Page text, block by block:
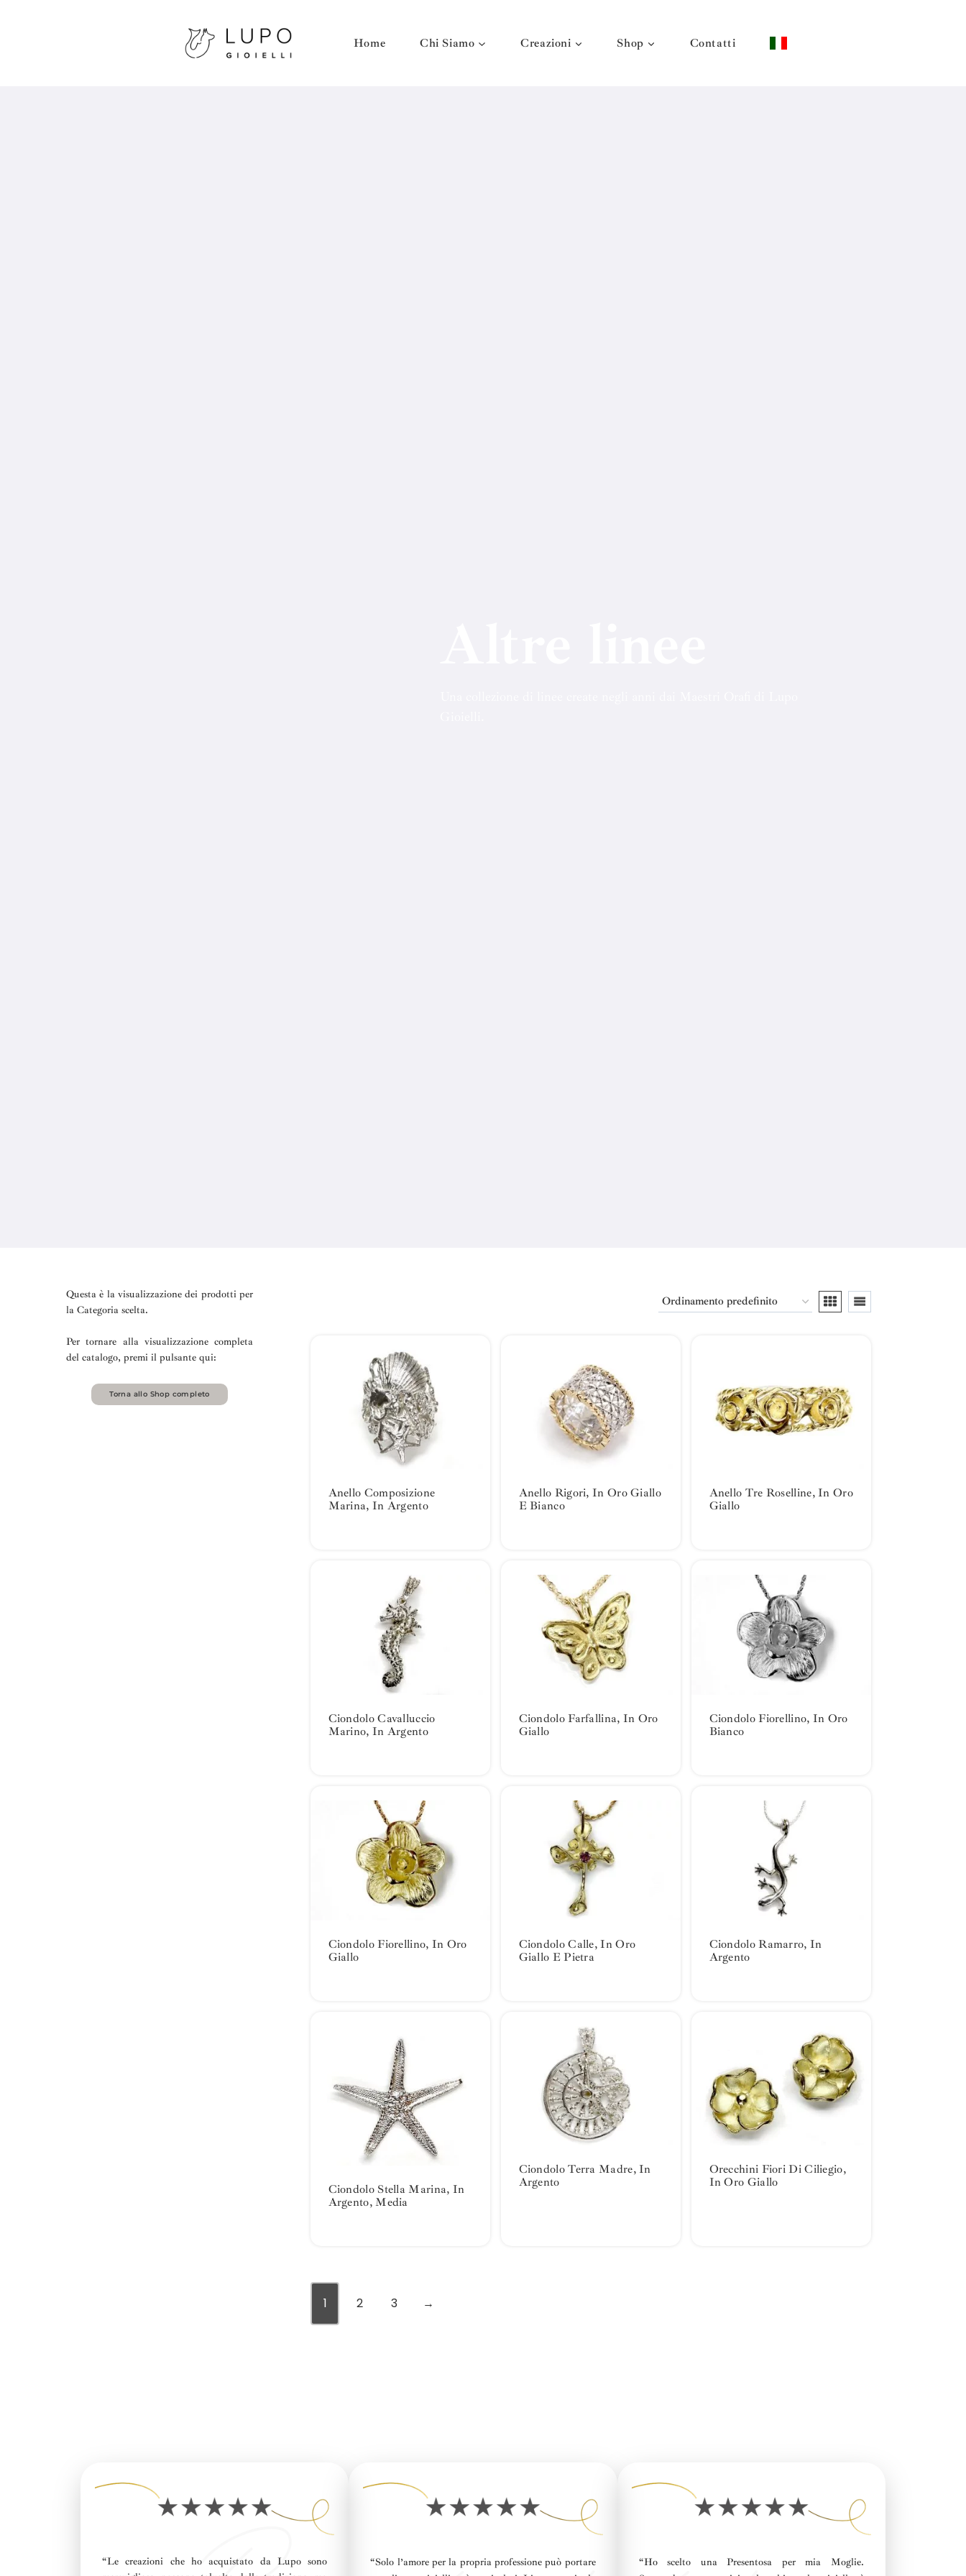
Home Chi Siamo Creazioni Shop Contatti
Questa è la visualizzazione dei prodotti per
la Categoria scelta.
Per tornare alla visualizzazione completa
del catalogo, premi il pulsante qui:
Torna allo Shop completo
Anello Composizione
Marina, In Argento
Anello Rigori, In Oro Giallo
E Bianco
Anello Tre Roselline, In Oro
Giallo
Ciondolo Cavalluccio
Marino, In Argento
Ciondolo Farfallina, In Oro
Giallo
Ciondolo Fiorellino, In Oro
Bianco
Ciondolo Fiorellino, In Oro
Giallo
Ciondolo Calle, In Oro
Giallo E Pietra
Ciondolo Ramarro, In
Argento
Ciondolo Stella Marina, In
Argento, Media
Ciondolo Terra Madre, In
Argento
Orecchini Fiori Di Ciliegio,
In Oro Giallo
1 2 3 →
“Le creazioni che ho acquistato da Lupo sono
“Solo l’amore per la propria professione può portare
“Ho scelto unaPresentosa per mia Moglie.